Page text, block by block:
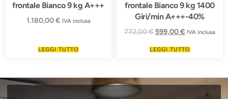
frontale Bianco 9 kg A+++
1.180,00€ IVA inclusa
LEGGI TUTTO
frontale Bianco 9 kg 1400
Giri/min A+++-40%
772,00€ 599,00€ IVA inclusa
LEGGI TUTTO